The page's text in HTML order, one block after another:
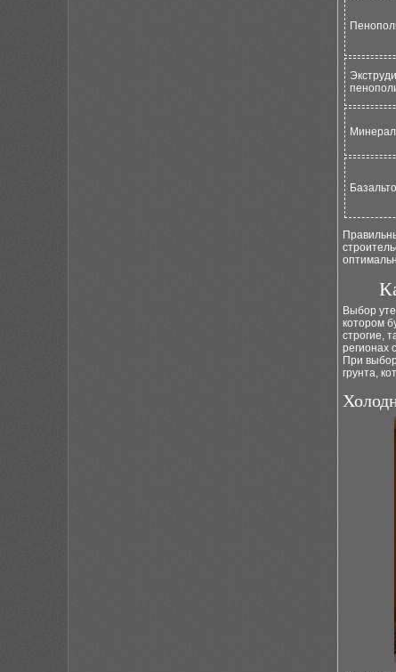
Выбор
котором
строгие,
регионах
При
грунта,